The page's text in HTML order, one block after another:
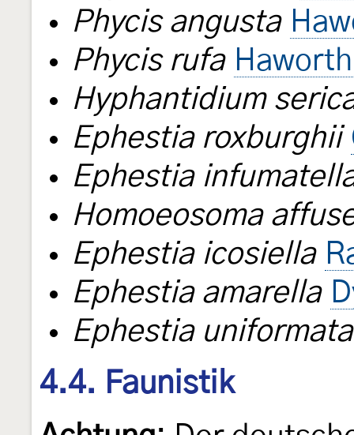
Phycis angusta
Phycis rufa
Hyphantidium
Ephestia roxburghii
Ephestia
Homoeosoma
Ephestia icosiella
Ephestia amarella
Ephestia uniformata
4.4. Faunistik